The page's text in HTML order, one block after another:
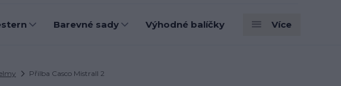
Barevné sady Výhodné balíčky Více
Přilba Casco Mistrall 2